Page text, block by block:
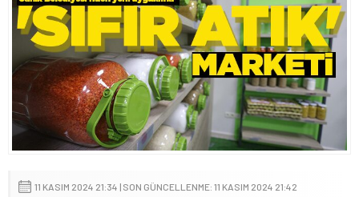
11 KASIM 2024 21:34 | SON GÜNCELLENME: 11 KASIM 2024 21:42